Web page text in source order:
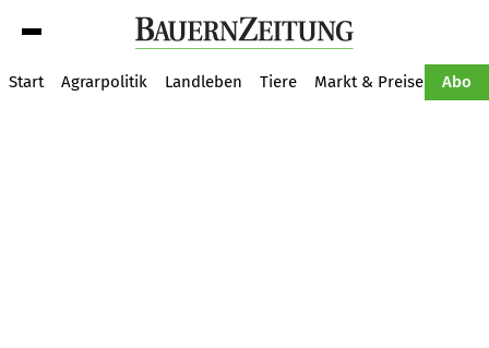
Start Agrarpolitik Landleben Tiere Markt & Preise Abo